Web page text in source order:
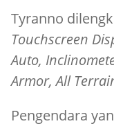
Tyranno
Touchscreen
Auto,
Armor, All
Pengendara